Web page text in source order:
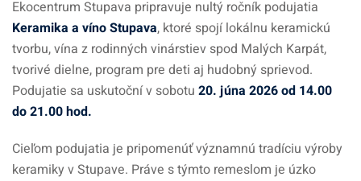
Ekocentrum Stupava pripravuje nultý ročník podujatia
Keramika a víno Stupava, ktoré spojí lokálnu keramickú
tvorbu, vína z rodinných vinárstiev spod Malých Karpát,
tvorivé dielne, program pre deti aj hudobný sprievod.
Podujatie sa uskutoční v sobotu 20. júna 2026 od 14.00
do 21.00 hod.
Cieľom podujatia je pripomenúť významnú tradíciu výroby
keramiky v Stupave. Práve s týmto remeslom je úzko